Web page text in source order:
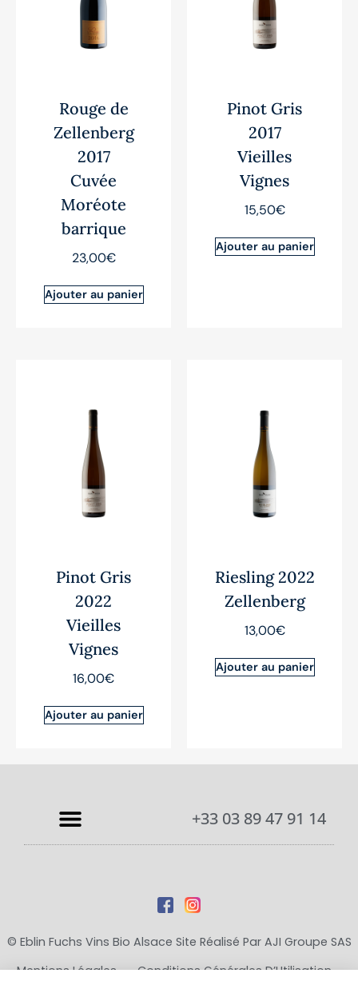
Rouge de
Zellenberg
2017
Cuvée
Moréote
barrique
23,00€
Ajouter au panier
Pinot Gris
2017
Vieilles
Vignes
15,50€
Ajouter au panier
Pinot Gris
2022
Vieilles
Vignes
16,00€
Ajouter au panier
Riesling 2022
Zellenberg
13,00€
Ajouter au panier
+33 03 89 47 91 14
© Eblin Fuchs Vins Bio Alsace Site Réalisé Par AJI Groupe SAS
Mentions Légales - Conditions Générales D’Utilisation -